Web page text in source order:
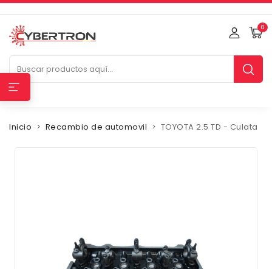
0
Inicio Recambio de automovil TOYOTA 2.5 TD - Culata